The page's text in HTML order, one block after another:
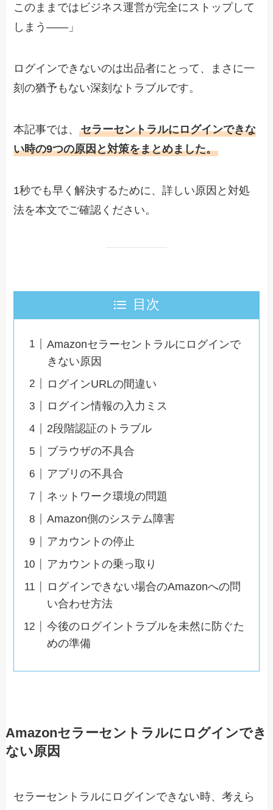
このままではビジネス運営が完全にストップして
しまう――」
ログインできないのは出品者にとって、まさに一
刻の猶予もない深刻なトラブルです。
本記事では、セラーセントラルにログインできな
い時の9つの原因と対策をまとめました。
1秒でも早く解決するために、詳しい原因と対処
法を本文でご確認ください。
目次
Amazonセラーセントラルにログインで
きない原因
ログインURLの間違い
ログイン情報の入力ミス
2段階認証のトラブル
ブラウザの不具合
アプリの不具合
ネットワーク環境の問題
Amazon側のシステム障害
アカウントの停止
アカウントの乗っ取り
ログインできない場合のAmazonへの問
い合わせ方法
今後のログイントラブルを未然に防ぐた
めの準備
Amazonセラーセントラルにログインでき
ない原因
セラーセントラルにログインできない時、考えら